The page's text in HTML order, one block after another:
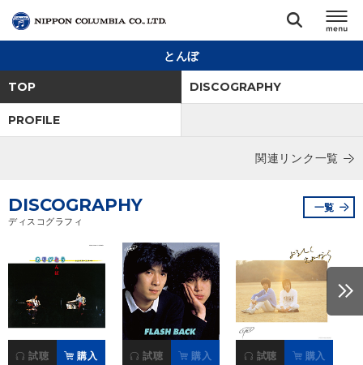
ジャンル
ランキング
オーディション
直営ショップ
とんぼ
TOP DISCOGRAPHY
PROFILE
関連リンク一覧
DISCOGRAPHY
ディスコグラフィ
一覧
試聴 購入 試聴 購入 試聴 購入